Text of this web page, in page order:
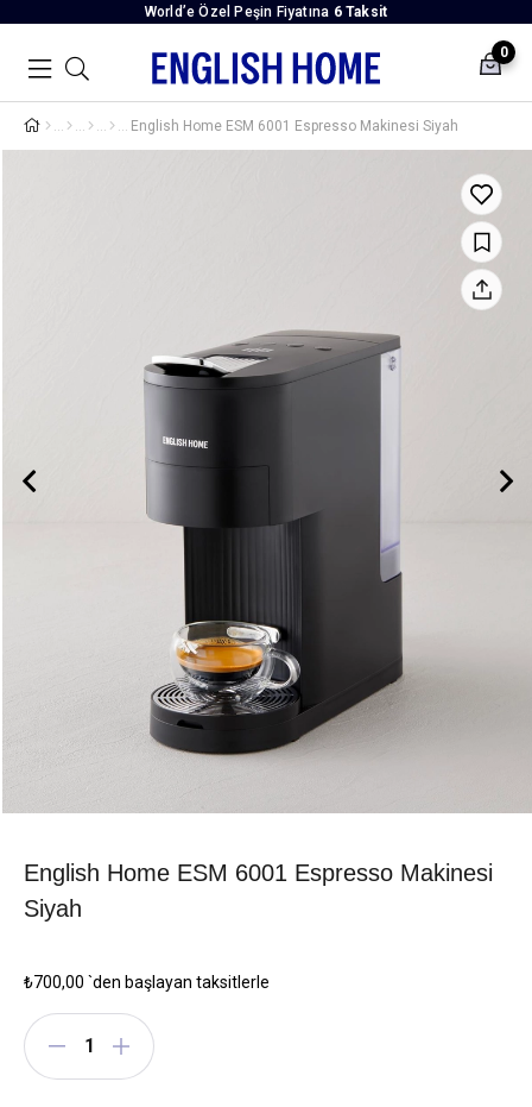
World’e Özel Peşin Fiyatına 6 Taksit
0
English Home ESM 6001 Espresso Makinesi Siyah
English Home ESM 6001 Espresso Makinesi
Siyah
₺700,00 `den başlayan taksitlerle